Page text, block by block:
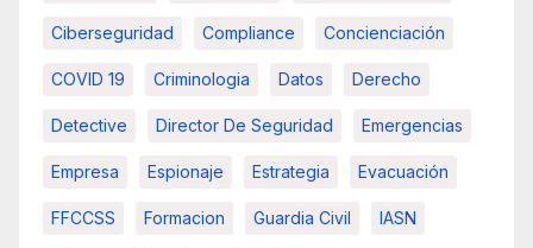
Ciberseguridad Compliance Concienciación
COVID 19 Criminologia Datos Derecho
Detective Director De Seguridad Emergencias
Empresa Espionaje Estrategia Evacuación
FFCCSS Formacion Guardia Civil IASN